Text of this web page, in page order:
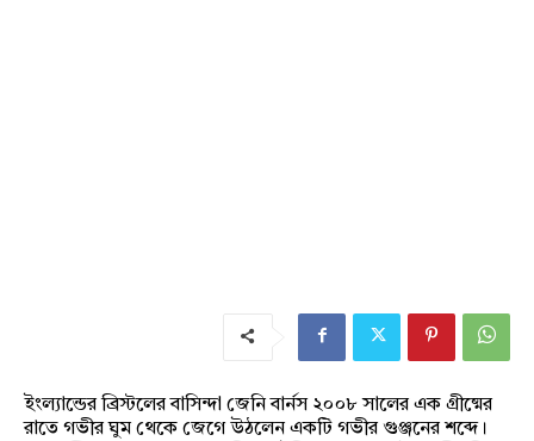
ইংল্যান্ডের ব্রিস্টলের বাসিন্দা জেনি বার্নস ২০০৮ সালের এক গ্রীষ্মের
রাতে গভীর ঘুম থেকে জেগে উঠলেন একটি গভীর গুঞ্জনের শব্দে।